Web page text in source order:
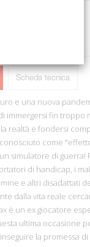
Scheda tecnica
e una nuova
immergersi fin troppo
realtà e fondersi
come
simulatore di guerra!
di handicap, i
e altri disadattati
dalla vita reale
è un ex giocatore
ultima occasione
la promessa